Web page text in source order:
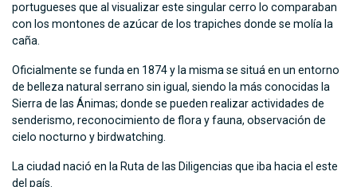
portugueses que al visualizar este singular cerro lo comparaban
con los montones de azúcar de los trapiches donde se molía la
caña.
Oficialmente se funda en 1874 y la misma se situá en un entorno
de belleza natural serrano sin igual, siendo la más conocidas la
Sierra de las Ánimas; donde se pueden realizar actividades de
senderismo, reconocimiento de flora y fauna, observación de
cielo nocturno y birdwatching.
La ciudad nació en la Ruta de las Diligencias que iba hacia el este
del país.